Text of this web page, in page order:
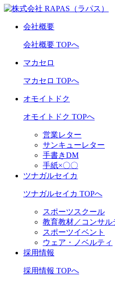
会社概要
会社概要 TOPへ
マカセロ
マカセロ TOPへ
オモイトドク
オモイトドク TOPへ
営業レター
サンキューレター
手書きDM
手紙×〇〇
ツナガルセイカ
ツナガルセイカ TOPへ
スポーツスクール
教育教材／コンサル
スポーツイベント
ウェア・ノベルティ
採用情報
採用情報 TOPへ